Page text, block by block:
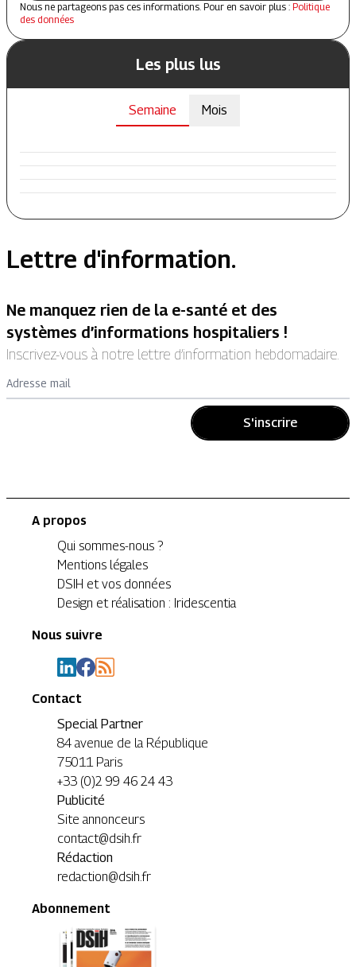
Nous ne partageons pas ces informations. Pour en savoir plus : Politique
des données
Les plus lus
Semaine Mois
Lettre d'information.
Ne manquez rien de la e-santé et des
systèmes d’informations hospitaliers !
Inscrivez-vous à notre lettre d’information hebdomadaire.
Adresse mail
S'inscrire
A propos
Qui sommes-nous ?
Mentions légales
DSIH et vos données
Design et réalisation : Iridescentia
Nous suivre
Contact
Special Partner
84 avenue de la République
75011 Paris
+33 (0)2 99 46 24 43
Publicité
Site annonceurs
contact@dsih.fr
Rédaction
redaction@dsih.fr
Abonnement